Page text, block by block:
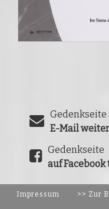
Gedenkseite
E-Mail
Gedenkseite
auf Facebook
Impressum >> Zur